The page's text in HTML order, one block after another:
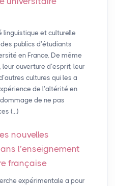
linguistique et culturelle
publics d’étudiants
en France. De même
ouverture d’esprit, leur
cultures qui les a
de l’altérité en
de ne pas
(…)
nouvelles
l’enseignement
française
expérimentale a pour